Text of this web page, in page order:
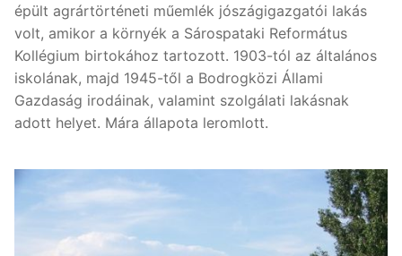
épült agrártörténeti műemlék jószágigazgatói lakás
volt, amikor a környék a Sárospataki Református
Kollégium birtokához tartozott. 1903-tól az általános
iskolának, majd 1945-től a Bodrogközi Állami
Gazdaság irodáinak, valamint szolgálati lakásnak
adott helyet. Mára állapota leromlott.